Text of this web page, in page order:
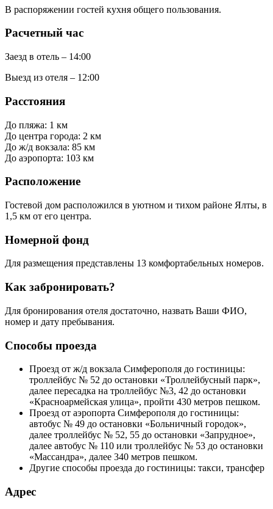
В распоряжении гостей кухня общего пользования.
Расчетный час
Заезд в отель – 14:00
Выезд из отеля – 12:00
Расстояния
До пляжа: 1 км
До центра города: 2 км
До ж/д вокзала: 85 км
До аэропорта: 103 км
Расположение
Гостевой дом расположился в уютном и тихом районе Ялты, в
1,5 км от его центра.
Номерной фонд
Для размещения представлены 13 комфортабельных номеров.
Как забронировать?
Для бронирования отеля достаточно, назвать Ваши ФИО,
номер и дату пребывания.
Способы проезда
Проезд от ж/д вокзала Симферополя до гостиницы:
троллейбус № 52 до остановки «Троллейбусный парк»,
далее пересадка на троллейбус №3, 42 до остановки
«Красноармейская улица», пройти 430 метров пешком.
Проезд от аэропорта Симферополя до гостиницы:
автобус № 49 до остановки «Больничный городок»,
далее троллейбус № 52, 55 до остановки «Запрудное»,
далее автобус № 110 или троллейбус № 53 до остановки
«Массандра», далее 340 метров пешком.
Другие способы проезда до гостиницы: такси, трансфер
Адрес